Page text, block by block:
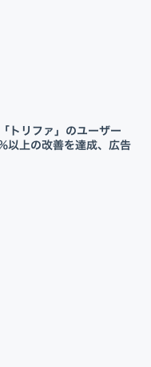
トリファ」のユーザー
以上の改善を達成、広告